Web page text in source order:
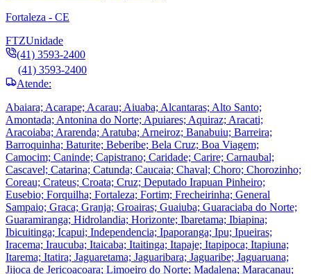
Fortaleza - CE
FTZUnidade
(41) 3593-2400
(41) 3593-2400
Atende:
Abaiara; Acarape; Acarau; Aiuaba; Alcantaras; Alto Santo;
Amontada; Antonina do Norte; Apuiares; Aquiraz; Aracati;
Aracoiaba; Ararenda; Aratuba; Arneiroz; Banabuiu; Barreira;
Barroquinha; Baturite; Beberibe; Bela Cruz; Boa Viagem;
Camocim; Caninde; Capistrano; Caridade; Carire; Carnaubal;
Cascavel; Catarina; Catunda; Caucaia; Chaval; Choro; Chorozinho;
Coreau; Crateus; Croata; Cruz; Deputado Irapuan Pinheiro;
Eusebio; Forquilha; Fortaleza; Fortim; Frecheirinha; General
Sampaio; Graca; Granja; Groairas; Guaiuba; Guaraciaba do Norte;
Guaramiranga; Hidrolandia; Horizonte; Ibaretama; Ibiapina;
Ibicuitinga; Icapui; Independencia; Ipaporanga; Ipu; Ipueiras;
Iracema; Iraucuba; Itaicaba; Itaitinga; Itapaje; Itapipoca; Itapiuna;
Itarema; Itatira; Jaguaretama; Jaguaribara; Jaguaribe; Jaguaruana;
Jijoca de Jericoacoara; Limoeiro do Norte; Madalena; Maracanau;